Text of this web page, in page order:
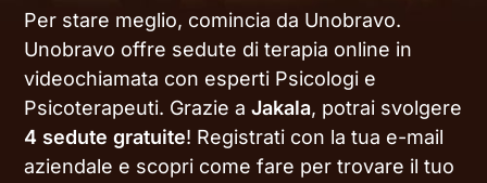
Per stare meglio, comincia da Unobravo.
Unobravo offre sedute di terapia online in
videochiamata con esperti Psicologi e
Psicoterapeuti. Grazie aJakala, potrai svolgere
4 sedute gratuite! Registrati con la tua e-mail
aziendale e scopri come fare per trovare il tuo